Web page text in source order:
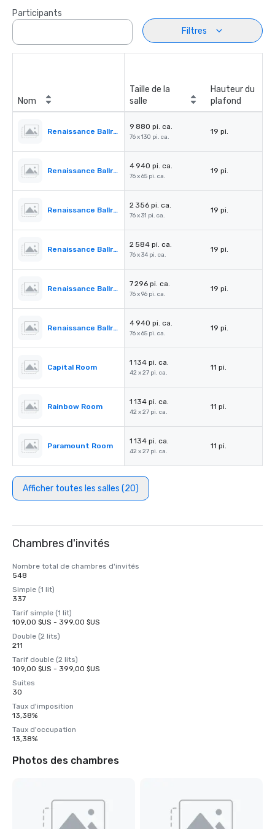
Participants
Filtres
Nom
Taille de la
salle
Hauteur du
plafond
Renaissance Ballroom
9 880 pi. ca.
76 x 130 pi. ca.
19 pi.
Renaissance Ballroom - Section l
4 940 pi. ca.
76 x 65 pi. ca.
19 pi.
Renaissance Ballroom - Section ll
2 356 pi. ca.
76 x 31 pi. ca.
19 pi.
Renaissance Ballroom - Section lll
2 584 pi. ca.
76 x 34 pi. ca.
19 pi.
Renaissance Ballroom - Section I & II
7 296 pi. ca.
76 x 96 pi. ca.
19 pi.
Renaissance Ballroom - Section II & III
4 940 pi. ca.
76 x 65 pi. ca.
19 pi.
Capital Room
1 134 pi. ca.
42 x 27 pi. ca.
11 pi.
Rainbow Room
1 134 pi. ca.
42 x 27 pi. ca.
11 pi.
Paramount Room
1 134 pi. ca.
42 x 27 pi. ca.
11 pi.
Afficher toutes les salles (20)
Chambres d'invités
Nombre total de chambres d'invités
548
Simple (1 lit)
337
Tarif simple (1 lit)
109,00 $US - 399,00 $US
Double (2 lits)
211
Tarif double (2 lits)
109,00 $US - 399,00 $US
Suites
30
Taux d'imposition
13,38%
Taux d'occupation
13,38%
Photos des chambres